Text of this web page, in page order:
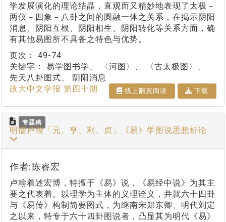
学发展演化的理论结晶，直观而又精妙地表现了太极－
两仪－四象－八卦之间的圆融一体之关系，在揭示阴阳
消息、阴阳互根、阴阳相生、阴阳转化等关系方面，确
有其他易图所不具备之特色与优势。
页次： 49-74
关键字： 易学图书学、 〈河图〉、 〈古太极图〉、
先天八卦图式、 阴阳消息
政大中文学报 第四十期
线上翻⾴阅读 下载
专题稿
明儒卢翰「元、亨、利、贞」《易》学图说思想析论
作者:陈睿宏
卢翰着述宏博，特擅于《易》说，《易经中说》为其主
要之代表着。以理学为主体的义理诠义，并就六十四卦
与《易传》构制简要图式，为继南宋郑东卿、明代刘定
之以来，特专于六十四卦图说者，凸显其为明代《易》